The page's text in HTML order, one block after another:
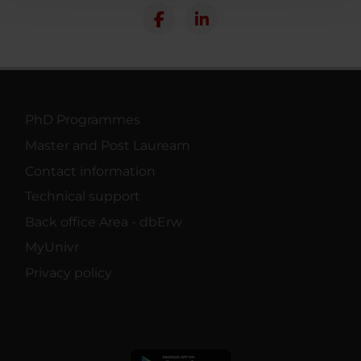
con altre informazioni che hai fornito loro o che hanno
raccolto dal tuo utilizzo dei loro servizi.
PhD Programmes
Master and Post Lauream
Contact information
Technical support
Back office Area - dbErw
MyUnivr
Privacy policy